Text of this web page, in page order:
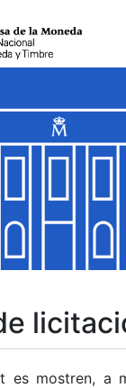
es mostren, a